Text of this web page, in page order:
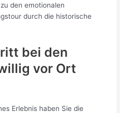
den emotionalen
durch die historische
bei den
vor Ort
Erlebnis haben Sie die